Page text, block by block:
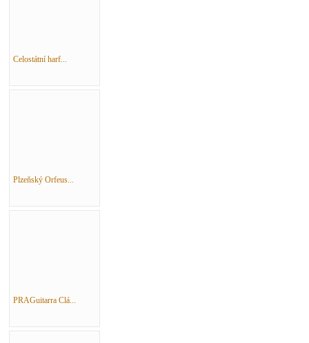
Celostátní harf...
Plzeňský Orfeus...
PRAGuitarra Clá...